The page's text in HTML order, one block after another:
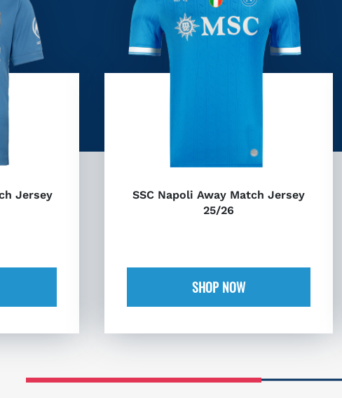
Jersey
SSC Napoli Away Match Jersey
25/26
SHOP NOW